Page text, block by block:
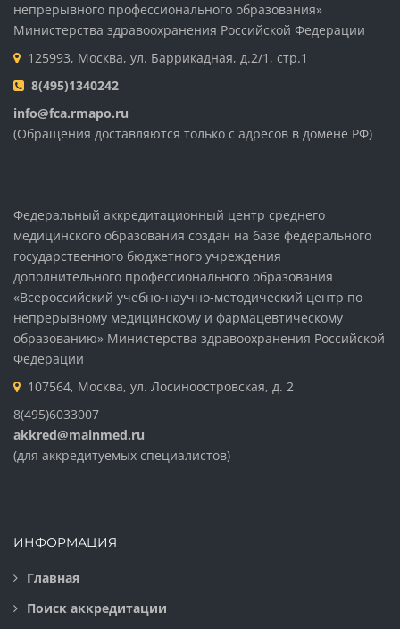
непрерывного профессионального образования»
Министерства здравоохранения Российской Федерации
125993, Москва, ул. Баррикадная, д.2/1, стр.1
8(495)1340242
info@fca.rmapo.ru
(Обращения доставляются только с адресов в домене РФ)
Федеральный аккредитационный центр среднего
медицинского образования создан на базе федерального
государственного бюджетного учреждения
дополнительного профессионального образования
«Всероссийский учебно-научно-методический центр по
непрерывному медицинскому и фармацевтическому
образованию» Министерства здравоохранения Российской
Федерации
107564, Москва, ул. Лосиноостровская, д. 2
8(495)6033007
akkred@mainmed.ru
(для аккредитуемых специалистов)
ИНФОРМАЦИЯ
Главная
Поиск аккредитации